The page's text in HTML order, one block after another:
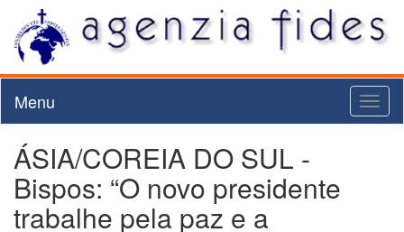
Menu
ÁSIA/COREIA DO SUL -
Bispos: “O novo presidente
trabalhe pela paz e a